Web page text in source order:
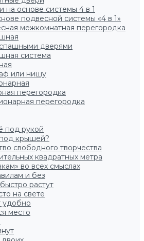
основе системы 4 в 1
подвесной системы «4 в 1»
межкомнатная перегородка
дверями
система
или нишу
перегородка
перегородка
под рукой
крышей?
свободного творчества
квадратных метра
во всех смыслах
и без
растут
на свете
удобно
место